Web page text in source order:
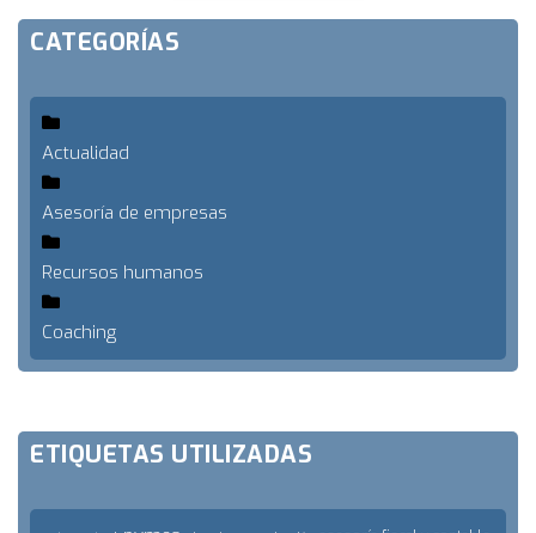
CATEGORÍAS
Actualidad
Asesoría de empresas
Recursos humanos
Coaching
ETIQUETAS UTILIZADAS